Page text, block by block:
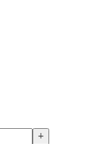
+